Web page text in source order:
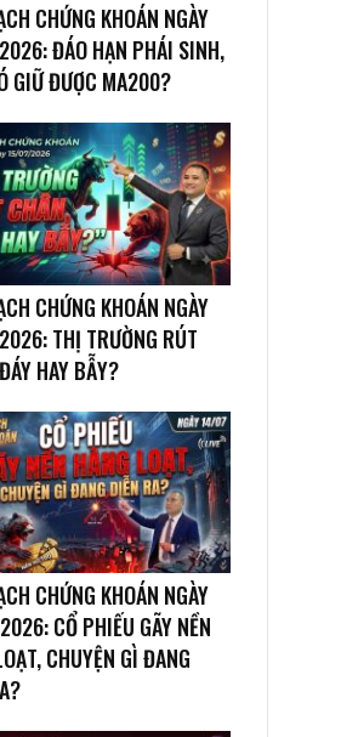
CHỨNG KHOÁN NGÀY
ĐÁO HẠN PHÁI SINH,
GIỮ ĐƯỢC MA200?
CHỨNG KHOÁN NGÀY
THỊ TRƯỜNG RÚT
HAY BẪY?
CHỨNG KHOÁN NGÀY
CỔ PHIẾU GÃY NỀN
CHUYỆN GÌ ĐANG